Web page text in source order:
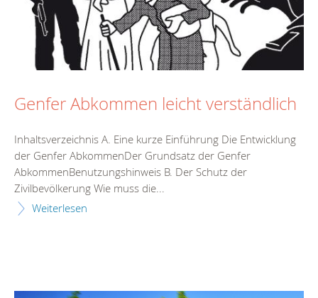
Genfer Abkommen leicht verständlich
Inhaltsverzeichnis A. Eine kurze Einführung Die Entwicklung
der Genfer AbkommenDer Grundsatz der Genfer
AbkommenBenutzungshinweis B. Der Schutz der
Zivilbevölkerung Wie muss die...
Weiterlesen